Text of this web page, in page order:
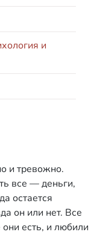
и
и тревожно.
все — деньги,
остается
он или нет. Все
есть, и любили